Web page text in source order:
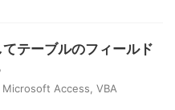
テーブルのフィールド
Microsoft Access VBA